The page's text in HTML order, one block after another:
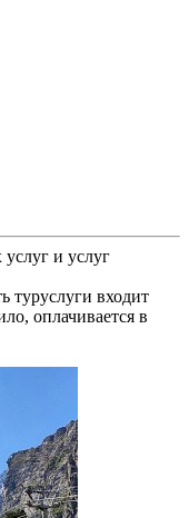
и услуг
туруслуги входит
оплачивается в